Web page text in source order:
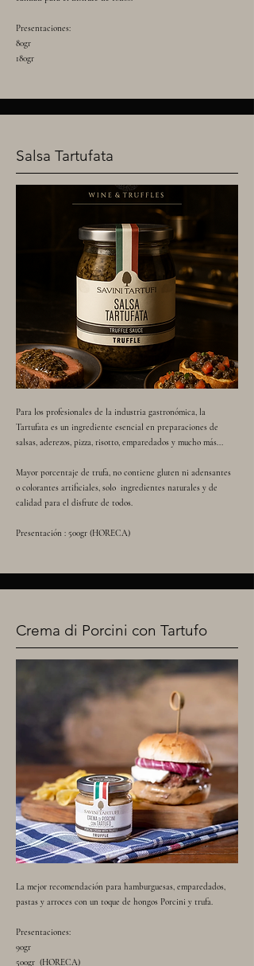
Presentaciones:
80gr
180gr
Salsa Tartufata
Para los profesionales de la industria gastronómica, la
Tartufata es un ingrediente esencial en preparaciones de
salsas, aderezos, pizza, risotto, emparedados y mucho más...
Mayor porcentaje de trufa, no contiene gluten ni adensantes
o colorantes artificiales, solo ingredientes naturales y de
calidad para el disfrute de todos.
Presentación : 500gr (HORECA)
Crema di Porcini con Tartufo
La mejor recomendación para hamburguesas, emparedados,
pastas y arroces con un toque de hongos Porcini y trufa.
Presentaciones:
90gr
500gr (HORECA)